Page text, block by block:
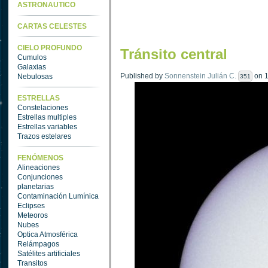
ASTRONAUTICO
CARTAS CELESTES
CIELO PROFUNDO
Cumulos
Galaxias
Nebulosas
ESTRELLAS
Constelaciones
Estrellas multiples
Estrellas variables
Trazos estelares
FENÓMENOS
Alineaciones
Conjunciones
planetarias
Contaminación Lumínica
Eclipses
Meteoros
Nubes
Optica Atmosférica
Relámpagos
Satélites artificiales
Transitos
Tránsito central
Published by Sonnenstein Julián C. 351 on